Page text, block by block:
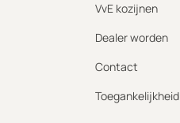
VvE kozijnen
Dealer worden
Contact
Toegankelijkheid